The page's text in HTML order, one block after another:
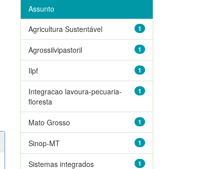
Assunto
1
Agricultura Sustentável
1
Agrossilvipastoril
1
Ilpf
1
Integracao lavoura-pecuaria-
floresta
1
Mato Grosso
1
Sinop-MT
1
Sistemas integrados